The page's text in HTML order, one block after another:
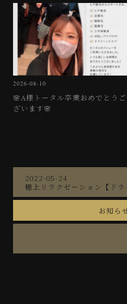
2026-08-10
🌸A様トータル卒業おめでとうご
ざいます🌸
2022-05-24
極上リラクゼーション【ドラ
お知ら